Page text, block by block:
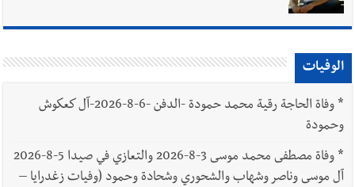
المعاناة التي تمزق القلوب والضمائر؟
الوفيات
*
وفاة الحاجة رقية محمد حمودة -الدفن -6-8-2026-آل كعكوش
وحمودة
*
وفاة مصطفى محمد موسى 3-8-2026 والتعازي في صيدا 5-8-2026
آل موسى وناصر وشهاب والشحوري وشحادة وحمود (وفيات زغدرايا –